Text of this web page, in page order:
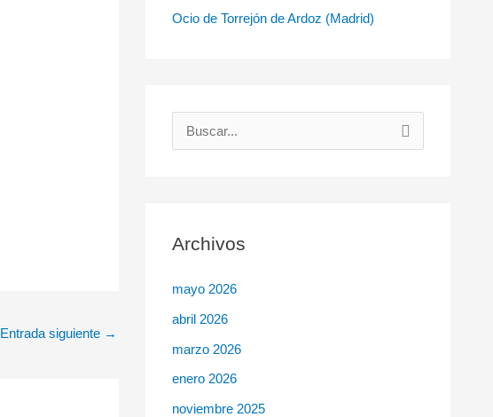
Entrada siguiente →
Ocio de Torrejón de Ardoz (Madrid)
a
p
o
r
:
Archivos
mayo 2026
abril 2026
marzo 2026
enero 2026
noviembre 2025